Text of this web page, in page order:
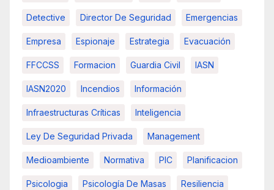
Detective Director De Seguridad Emergencias
Empresa Espionaje Estrategia Evacuación
FFCCSS Formacion Guardia Civil IASN
IASN2020 Incendios Información
Infraestructuras Críticas Inteligencia
Ley De Seguridad Privada Management
Medioambiente Normativa PIC Planificacion
Psicologia Psicología De Masas Resiliencia